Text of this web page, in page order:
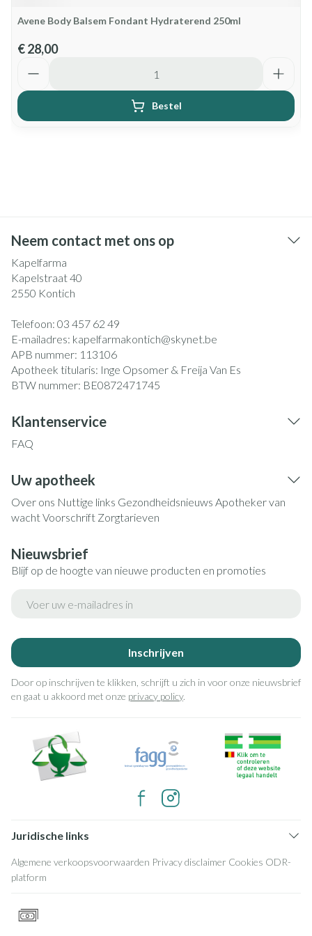
Avene Body Balsem Fondant Hydraterend 250ml
€ 28,00
Bestel
Neem contact met ons op
Kapelfarma
Kapelstraat 40
2550 Kontich
Telefoon: 03 457 62 49
E-mailadres: kapelfarmakontich@skynet.be
APB nummer: 113106
Apotheek titularis: Inge Opsomer & Freija Van Es
BTW nummer: BE0872471745
Klantenservice
FAQ
Uw apotheek
Over ons Nuttige links Gezondheidsnieuws Apotheker van
wachtVoorschrift Zorgtarieven
Nieuwsbrief
Blijf op de hoogte van nieuwe producten en promoties
Inschrijven
Door op inschrijven te klikken, schrijft u zich in voor onze nieuwsbrief
en gaat u akkoord met onze privacy policy.
Juridische links
Algemene verkoopsvoorwaarden Privacy disclaimer Cookies ODR-
platform